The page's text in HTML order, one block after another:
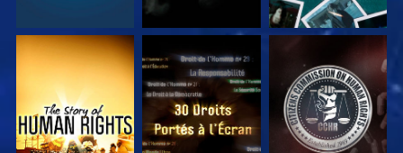
REGARDER REGARDER REGARDER